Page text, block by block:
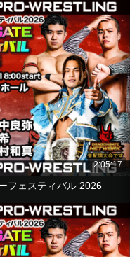
2:05:17
フェスティバル 2026